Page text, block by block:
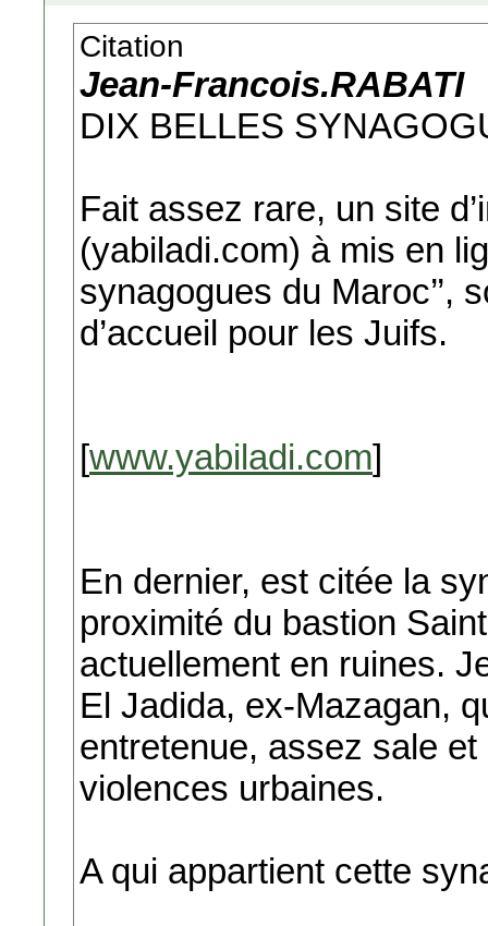
Citation
Jean-Francois.RABATI
DIX BELLES
Fait assez rare, un site
(yabiladi.com) à mis en
synagogues du Maroc’’,
d’accueil pour les Juifs.
[www.yabiladi.com]
En dernier, est citée la
proximité du bastion
actuellement en ruines.
El Jadida, ex-Mazagan,
entretenue, assez sale
violences urbaines.
A qui appartient cette